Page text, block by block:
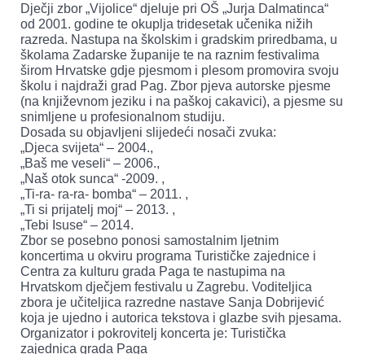
Dječji zbor „Vijolice“ djeluje pri OŠ „Jurja Dalmatinca“
od 2001. godine te okuplja tridesetak učenika nižih
razreda. Nastupa na školskim i gradskim priredbama, u
školama Zadarske županije te na raznim festivalima
širom Hrvatske gdje pjesmom i plesom promovira svoju
školu i najdraži grad Pag. Zbor pjeva autorske pjesme
(na književnom jeziku i na paškoj cakavici), a pjesme su
snimljene u profesionalnom studiju.
Dosada su objavljeni slijedeći nosači zvuka:
„Djeca svijeta“ – 2004.,
„Baš me veseli“ – 2006.,
„Naš otok sunca“ -2009. ,
„Ti-ra- ra-ra- bomba“ – 2011. ,
„Ti si prijatelj moj“ – 2013. ,
„Tebi Isuse“ – 2014.
Zbor se posebno ponosi samostalnim ljetnim
koncertima u okviru programa Turističke zajednice i
Centra za kulturu grada Paga te nastupima na
Hrvatskom dječjem festivalu u Zagrebu. Voditeljica
zbora je učiteljica razredne nastave Sanja Dobrijević
koja je ujedno i autorica tekstova i glazbe svih pjesama.
Organizator i pokrovitelj koncerta je: Turistička
zajednica grada Paga